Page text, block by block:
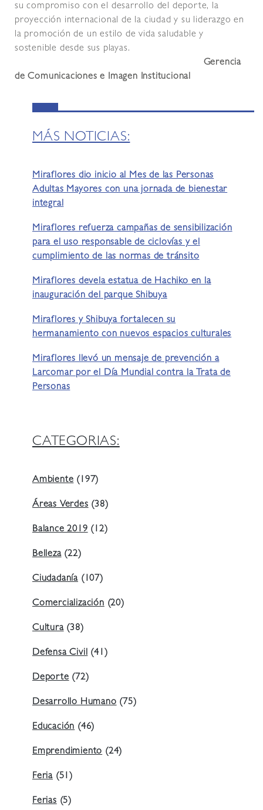
su compromiso con el desarrollo del deporte, la
proyección internacional de la ciudad y su liderazgo en
la promoción de un estilo de vida saludable y
sostenible desde sus playas.
Gerencia
de Comunicaciones e Imagen Institucional
MÁS NOTICIAS:
Miraflores dio inicio al Mes de las Personas
Adultas Mayores con una jornada de bienestar
integral
Miraflores refuerza campañas de sensibilización
para el uso responsable de ciclovías y el
cumplimiento de las normas de tránsito
Miraflores devela estatua de Hachiko en la
inauguración del parque Shibuya
Miraflores y Shibuya fortalecen su
hermanamiento con nuevos espacios culturales
Miraflores llevó un mensaje de prevención a
Larcomar por el Día Mundial contra la Trata de
Personas
CATEGORIAS:
Ambiente (197)
Áreas Verdes (38)
Balance 2019 (12)
Belleza(22)
Ciudadanía (107)
Comercialización (20)
Cultura(38)
Defensa Civil (41)
Deporte (72)
Desarrollo Humano (75)
Educación (46)
Emprendimiento (24)
Feria (51)
Ferias (5)